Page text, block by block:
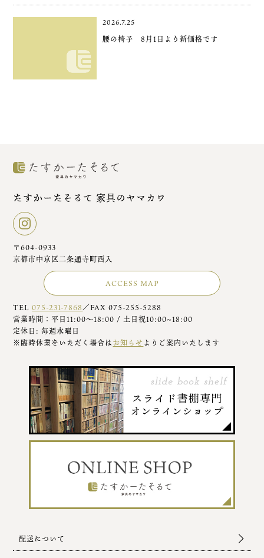
2026.7.25
腰の椅子 8月1日より新価格です
たすかーたそるて 家具のヤマカワ
〒604-0933
京都市中京区二条通寺町西入
ACCESS MAP
TEL075-231-7868／FAX 075-255-5288
営業時間：平日11:00～18:00 / 土日祝10:00~18:00
定休日: 毎週水曜日
※臨時休業をいただく場合はお知らせ よりご案内いたします
配送について